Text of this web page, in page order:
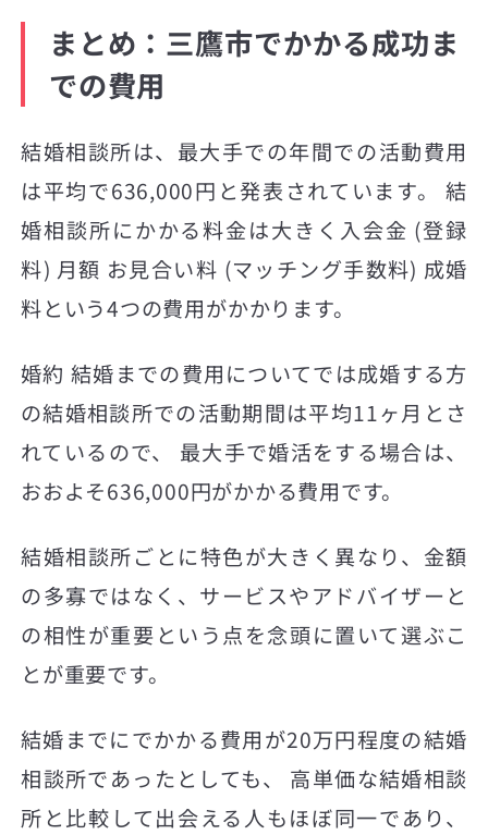
まとめ：三鷹市でかかる成功ま
での費用
結婚相談所は、最大手での年間での活動費用
は平均で636,000円と発表されています。 結
婚相談所にかかる料金は大きく入会金 (登録
料) 月額 お見合い料 (マッチング手数料) 成婚
料という4つの費用がかかります。
婚約 結婚までの費用についてでは成婚する方
の結婚相談所での活動期間は平均11ヶ月とさ
れているので、 最大手で婚活をする場合は、
おおよそ636,000円がかかる費用です。
結婚相談所ごとに特色が大きく異なり、金額
の多寡ではなく、サービスやアドバイザーと
の相性が重要という点を念頭に置いて選ぶこ
とが重要です。
結婚までにでかかる費用が20万円程度の結婚
相談所であったとしても、 高単価な結婚相談
所と比較して出会える人もほぼ同一であり、